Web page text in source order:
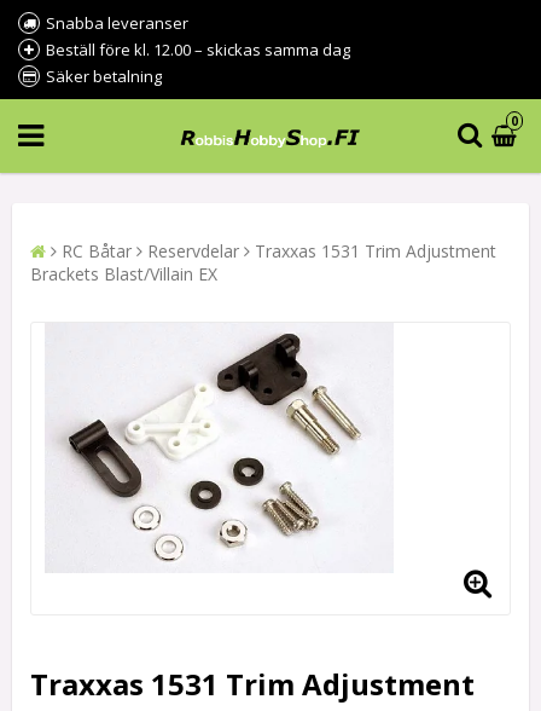
Snabba leveranser
Beställ före kl. 12.00 – skickas samma dag
Säker betalning
0
RC Båtar Reservdelar
Traxxas 1531 Trim Adjustment
Brackets Blast/Villain EX
Traxxas 1531 Trim Adjustment